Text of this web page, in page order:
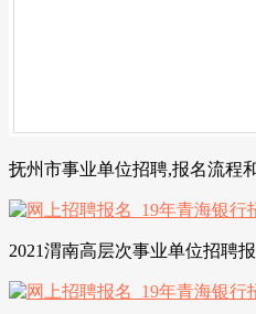
抚州市事业单位招聘,报名流程
2021渭南高层次事业单位招聘